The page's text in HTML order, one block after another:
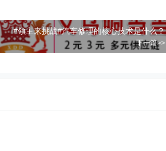
#领主来挑战#汽车修理的核心技术是什么？
下一篇>>